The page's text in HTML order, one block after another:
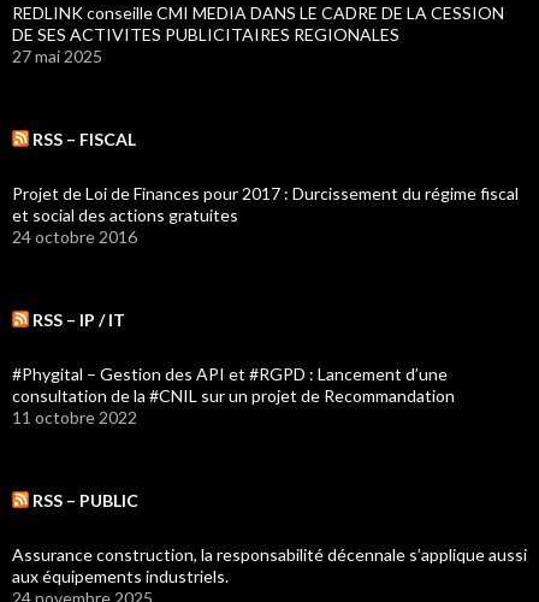
REDLINK conseille CMI MEDIA DANS LE CADRE DE LA CESSION
DE SES ACTIVITES PUBLICITAIRES REGIONALES
27 mai 2025
RSS – FISCAL
Projet de Loi de Finances pour 2017 : Durcissement du régime fiscal
et social des actions gratuites
24 octobre 2016
RSS – IP / IT
#Phygital – Gestion des API et #RGPD : Lancement d’une
consultation de la #CNIL sur un projet de Recommandation
11 octobre 2022
RSS – PUBLIC
Assurance construction, la responsabilité décennale s’applique aussi
aux équipements industriels.
24 novembre 2025